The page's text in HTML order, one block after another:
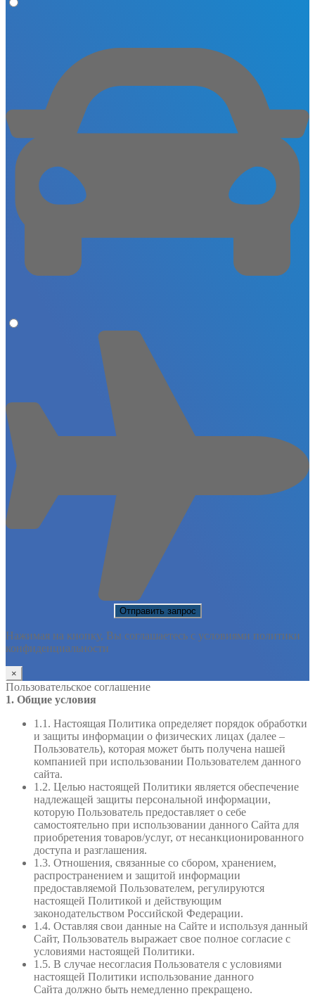
Нажимая на кнопку, Вы соглашаетесь с условиями политики
конфиденциальности
×
Пользовательское соглашение
1. Общие условия
1.1. Настоящая Политика определяет порядок обработки
и защиты информации о физических лицах (далее –
Пользователь), которая может быть получена нашей
компанией при использовании Пользователем данного
сайта.
1.2. Целью настоящей Политики является обеспечение
надлежащей защиты персональной информации,
которую Пользователь предоставляет о себе
самостоятельно при использовании данного Сайта для
приобретения товаров/услуг, от несанкционированного
доступа и разглашения.
1.3. Отношения, связанные со сбором, хранением,
распространением и защитой информации
предоставляемой Пользователем, регулируются
настоящей Политикой и действующим
законодательством Российской Федерации.
1.4. Оставляя свои данные на Сайте и используя данный
Сайт, Пользователь выражает свое полное согласие с
условиями настоящей Политики.
1.5. В случае несогласия Пользователя с условиями
настоящей Политики использование данного
Сайта должно быть немедленно прекращено.